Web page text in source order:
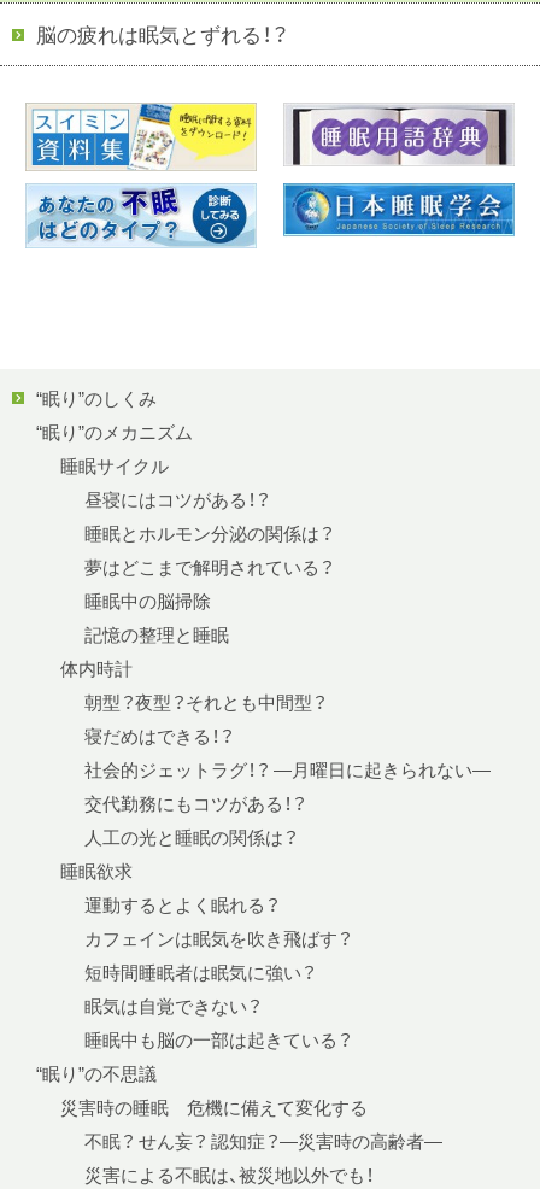
脳の疲れは眠気とずれる！？
“眠り”のしくみ
“眠り”のメカニズム
睡眠サイクル
昼寝にはコツがある！？
睡眠とホルモン分泌の関係は？
夢はどこまで解明されている？
睡眠中の脳掃除
記憶の整理と睡眠
体内時計
朝型？夜型？それとも中間型？
寝だめはできる！？
社会的ジェットラグ！？ —月曜日に起きられない—
交代勤務にもコツがある！？
人工の光と睡眠の関係は？
睡眠欲求
運動するとよく眠れる？
カフェインは眠気を吹き飛ばす？
短時間睡眠者は眠気に強い？
眠気は自覚できない？
睡眠中も脳の一部は起きている？
“眠り”の不思議
災害時の睡眠 危機に備えて変化する
不眠？ せん妄？ 認知症？—災害時の高齢者—
災害による不眠は、被災地以外でも！